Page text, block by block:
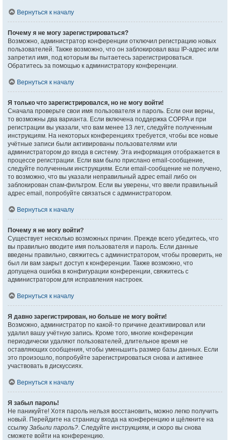
Вернуться к началу
Почему я не могу зарегистрироваться?
Возможно, администратор конференции отключил регистрацию новых
пользователей. Также возможно, что он заблокировал ваш IP-адрес или
запретил имя, под которым вы пытаетесь зарегистрироваться.
Обратитесь за помощью к администратору конференции.
Вернуться к началу
Я только что зарегистрировался, но не могу войти!
Сначала проверьте свои имя пользователя и пароль. Если они верны,
то возможны два варианта. Если включена поддержка COPPA и при
регистрации вы указали, что вам менее 13 лет, следуйте полученным
инструкциям. На некоторых конференциях требуется, чтобы все новые
учётные записи были активированы пользователями или
администратором до входа в систему. Эта информация отображается в
процессе регистрации. Если вам было прислано email-сообщение,
следуйте полученным инструкциям. Если email-сообщение не получено,
то возможно, что вы указали неправильный адрес email либо он
заблокирован спам-фильтром. Если вы уверены, что ввели правильный
адрес email, попробуйте связаться с администратором.
Вернуться к началу
Почему я не могу войти?
Существует несколько возможных причин. Прежде всего убедитесь, что
вы правильно вводите имя пользователя и пароль. Если данные
введены правильно, свяжитесь с администратором, чтобы проверить, не
был ли вам закрыт доступ к конференции. Также возможно, что
допущена ошибка в конфигурации конференции, свяжитесь с
администратором для исправления настроек.
Вернуться к началу
Я давно зарегистрирован, но больше не могу войти!
Возможно, администратор по какой-то причине деактивировал или
удалил вашу учётную запись. Кроме того, многие конференции
периодически удаляют пользователей, длительное время не
оставляющих сообщения, чтобы уменьшить размер базы данных. Если
это произошло, попробуйте зарегистрироваться снова и активнее
участвовать в дискуссиях.
Вернуться к началу
Я забыл пароль!
Не паникуйте! Хотя пароль нельзя восстановить, можно легко получить
новый. Перейдите на страницу входа на конференцию и щёлкните на
ссылку Забыли пароль?. Следуйте инструкциям, и скоро вы снова
сможете войти на конференцию.